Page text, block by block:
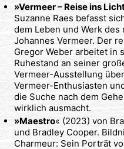
»Vermeer – Reise ins
Suzanne Raes befasst
dem Leben und Werk
Johannes Vermeer. Der
Gregor Weber arbeitet in
Ruhestand an seiner
Vermeer-Ausstellung
Vermeer-Enthusiasten
die Suche nach dem
wirklich ausmacht.
»Maestro« (2023) von
und Bradley Cooper.
Charmeur: Sein Porträt